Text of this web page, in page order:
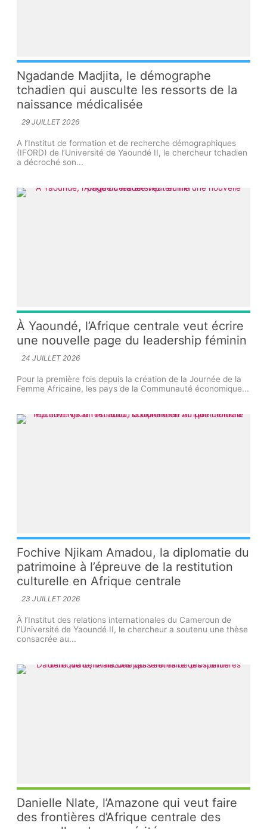
Ngadande Madjita, le démographe
tchadien qui ausculte les ressorts de la
naissance médicalisée
29 JUILLET 2026
A l’Institut de formation et de recherche démographiques
(IFORD) de l’Université de Yaoundé II, le chercheur tchadien
a décroché son...
À Yaoundé, l’Afrique centrale veut écrire
une nouvelle page du leadership féminin
24 JUILLET 2026
Pour la première fois depuis la création de la Journée de la
Femme Africaine, les pays de la Communauté économique...
Fochive Njikam Amadou, la diplomatie du
patrimoine à l’épreuve de la restitution
culturelle en Afrique centrale
23 JUILLET 2026
À l’Institut des relations internationales du Cameroun de
l’Université de Yaoundé II, le chercheur a soutenu une thèse
consacrée au...
Danielle Nlate, l’Amazone qui veut faire
des frontières d’Afrique centrale des